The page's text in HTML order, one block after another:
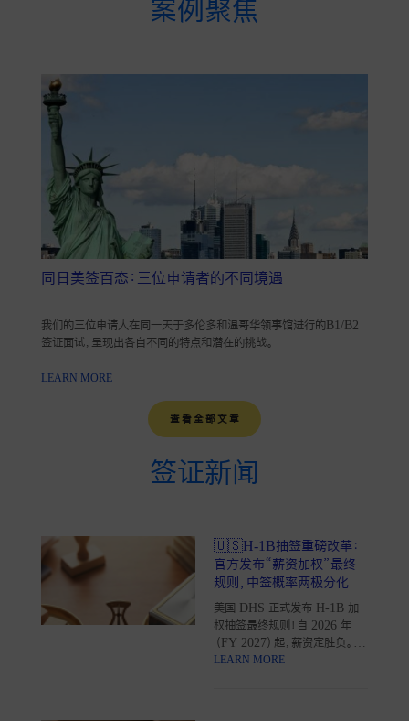
案例聚焦
同日美签百态：三位申请者的不同境遇
我们的三位申请人在同一天于多伦多和温哥华领事馆进行的B1/B2
签证面试，呈现出各自不同的特点和潜在的挑战。
LEARN MORE
查看全部文章
签证新闻
🇺🇸H-1B抽签重磅改革：
官方发布“薪资加权”最终
规则，中签概率两极分化
美国 DHS 正式发布 H-1B 加
权抽签最终规则！自 2026 年
（FY 2027）起，薪资定胜负。深
度解析官方 Table 13 数据：
LEARN MORE